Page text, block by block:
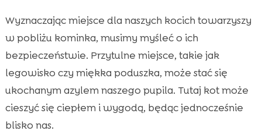
Wyznaczając miejsce dla naszych kocich towarzyszy
w pobliżu kominka, musimy myśleć o ich
bezpieczeństwie. Przytulne miejsce, takie jak
legowisko czy miękka poduszka, może stać się
ukochanym azylem naszego pupila. Tutaj kot może
cieszyć się ciepłem i wygodą, będąc jednocześnie
blisko nas.